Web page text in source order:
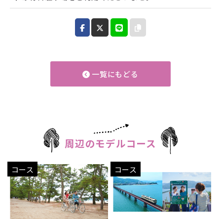
一覧にもどる
周辺のモデルコース
コース コース